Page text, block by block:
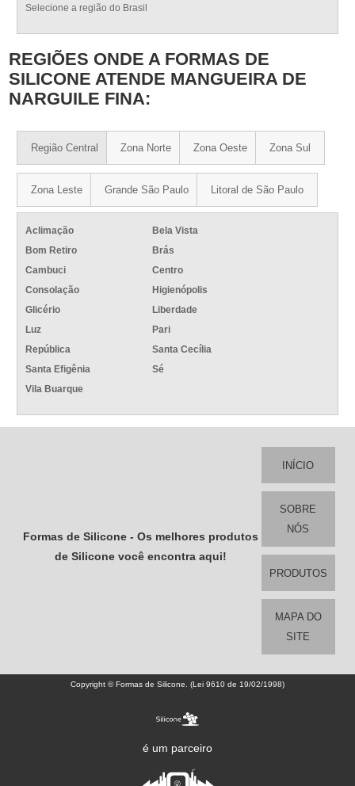
Selecione a região do Brasil
REGIÕES ONDE A FORMAS DE
SILICONE ATENDE MANGUEIRA DE
NARGUILE FINA:
Região Central Zona Norte Zona Oeste Zona Sul
Zona Leste Grande São Paulo Litoral de São Paulo
Aclimação
Bela Vista
Bom Retiro
Brás
Cambuci
Centro
Consolação
Higienópolis
Glicério
Liberdade
Luz
Pari
República
Santa Cecília
Santa Efigênia
Sé
Vila Buarque
Formas de Silicone - Os melhores produtos
de Silicone você encontra aqui!
INÍCIO
SOBRE
NÓS
PRODUTOS
MAPA DO
SITE
Copyright © Formas de Silicone. (Lei 9610 de 19/02/1998)
é um parceiro